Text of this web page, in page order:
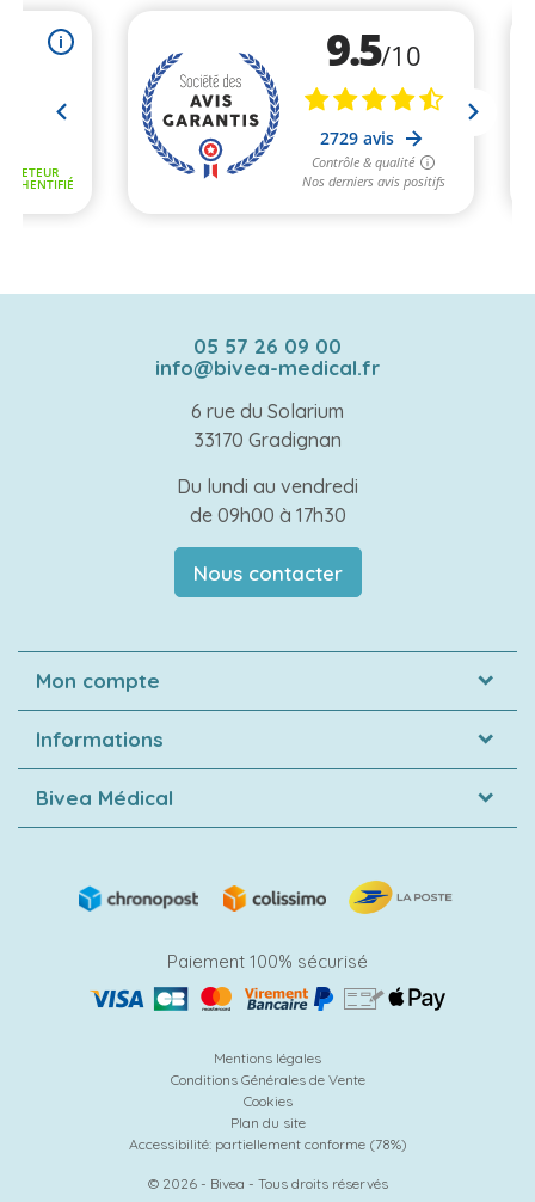
05 57 26 09 00
info@bivea-medical.fr
6 rue du Solarium
33170 Gradignan
Du lundi au vendredi
de 09h00 à 17h30
Nous contacter
Mon compte
Informations
Bivea Médical
Paiement 100% sécurisé
Mentions légales
Conditions Générales de Vente
Cookies
Plan du site
Accessibilité: partiellement conforme (78%)
© 2026 - Bivea - Tous droits réservés